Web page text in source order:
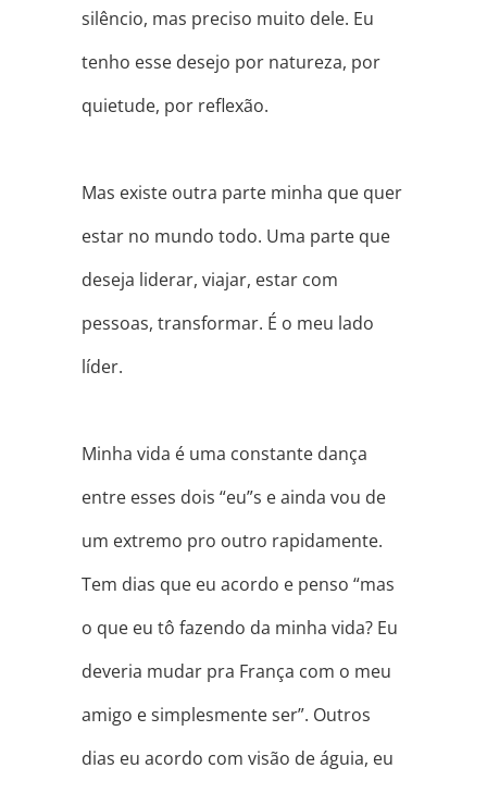
silêncio, mas preciso muito dele. Eu
tenho esse desejo por natureza, por
quietude, por reflexão.
Mas existe outra parte minha que quer
estar no mundo todo. Uma parte que
deseja liderar, viajar, estar com
pessoas, transformar. É o meu lado
líder.
Minha vida é uma constante dança
entre esses dois “eu”s e ainda vou de
um extremo pro outro rapidamente.
Tem dias que eu acordo e penso “mas
o que eu tô fazendo da minha vida? Eu
deveria mudar pra França com o meu
amigo e simplesmente ser”. Outros
dias eu acordo com visão de águia, eu